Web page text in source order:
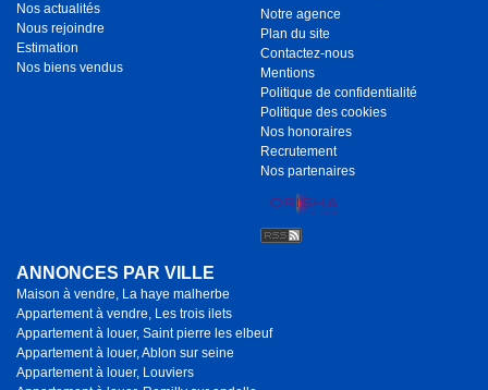
Nos actualités
Nous rejoindre
Estimation
Nos biens vendus
Notre agence
Plan du site
Contactez-nous
Mentions
Politique de confidentialité
Politique des cookies
Nos honoraires
Recrutement
Nos partenaires
ANNONCES PAR VILLE
Maison à vendre, La haye malherbe
Appartement à vendre, Les trois ilets
Appartement à louer, Saint pierre les elbeuf
Appartement à louer, Ablon sur seine
Appartement à louer, Louviers